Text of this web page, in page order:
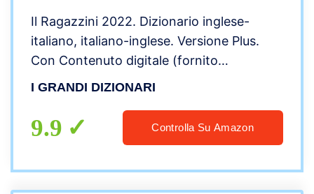
Il Ragazzini 2022. Dizionario inglese-
italiano, italiano-inglese. Versione Plus.
Con Contenuto digitale (fornito
elettronicamente)
I GRANDI DIZIONARI
9.9 Controlla Su Amazon